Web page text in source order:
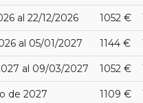
al 22/12/2026 1052 €
al 05/01/2027 1144 €
al 09/03/2027 1052 €
de 2027 1109 €